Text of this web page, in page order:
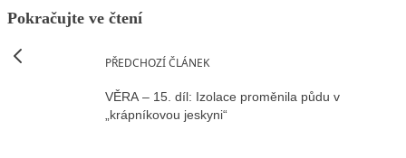
Pokračujte ve čtení
PŘEDCHOZÍ ČLÁNEK
VĚRA – 15. díl: Izolace proměnila půdu v
„krápníkovou jeskyni“